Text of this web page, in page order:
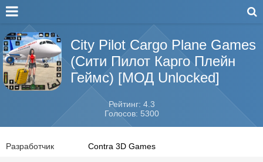
City Pilot Cargo Plane Games
(Сити Пилот Карго Плейн
Геймс) [МОД Unlocked]
Рейтинг: 4.3
Голосов: 5300
Разработчик Contra 3D Games